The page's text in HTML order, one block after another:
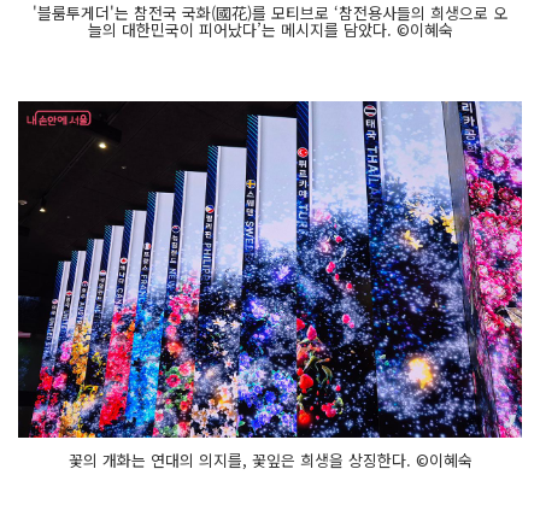
'블룸투게더'는 참전국 국화(國花)를 모티브로 ‘참전용사들의 희생으로 오
늘의 대한민국이 피어났다’는 메시지를 담았다. ©이혜숙
꽃의 개화는 연대의 의지를, 꽃잎은 희생을 상징한다. ©이혜숙